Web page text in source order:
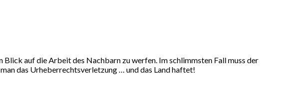
auf die Arbeit des Nachbarn zu werfen. Im schlimmsten Fall muss der
das Urheberrechtsverletzung … und das Land haftet!